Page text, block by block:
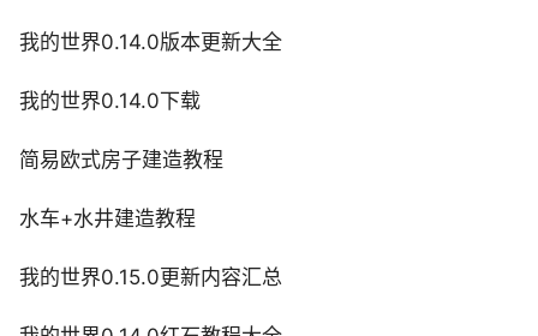
我的世界0.14.0版本更新大全
我的世界0.14.0下载
简易欧式房子建造教程
水车+水井建造教程
我的世界0.15.0更新内容汇总